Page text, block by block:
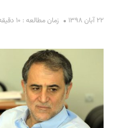
۲۲ آبان ۱۳۹۸ زمان مطالعه : ۱۰ دقیقه